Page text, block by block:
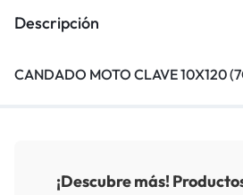
Descripción
CANDADO MOTO CLAVE 10X120
¡Descubre más!